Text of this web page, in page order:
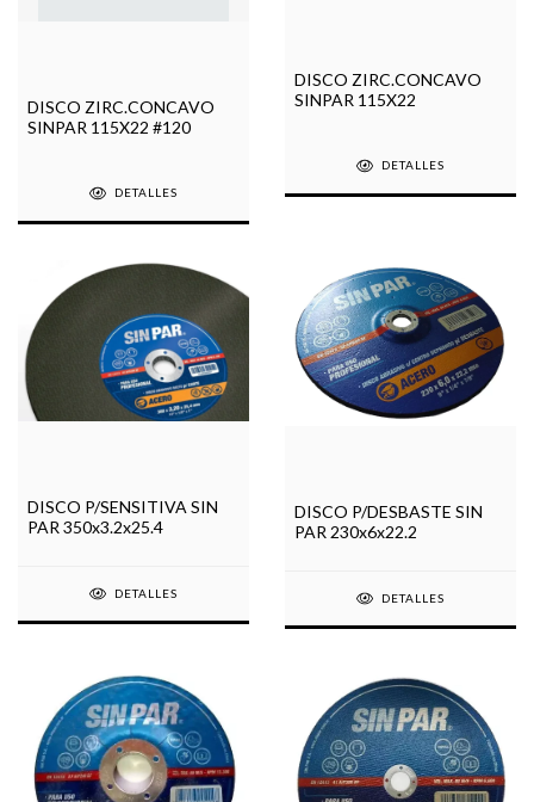
DISCO ZIRC.CONCAVO
SINPAR 115X22 #120
DETALLES
DISCO ZIRC.CONCAVO
SINPAR 115X22
DETALLES
DISCO P/SENSITIVA SIN
PAR 350x3.2x25.4
DETALLES
DISCO P/DESBASTE SIN
PAR 230x6x22.2
DETALLES